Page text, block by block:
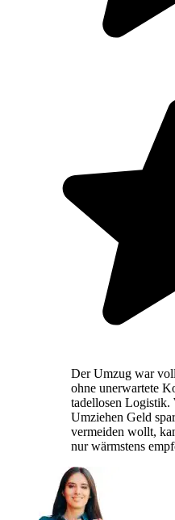
Der Umzug war
ohne unerwartete
tadellosen Logistik.
Umziehen Geld
vermeiden wollt,
nur wärmstens